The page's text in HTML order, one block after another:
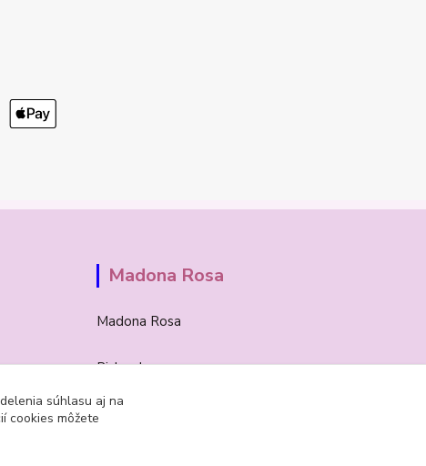
Madona Rosa
Madona Rosa
Richard
+421 905 276 211
súhlasu aj na
cookies môžete